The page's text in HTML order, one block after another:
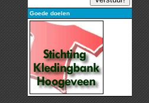
Goede doelen